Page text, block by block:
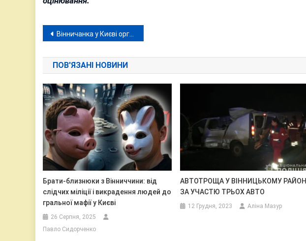
Навігація
записів
Вінничанка у Києві організувала схему вербування українок для закордонних борделів
ПОВ'ЯЗАНІ НОВИНИ
Брати-близнюки з Вінниччини: від
слідчих міліції і викрадення людей до
гральної мафії у Києві
26 Серпня, 2025
Павло Сидорченко
АВТОТРОЩА У ВІННИЦЬКОМУ РАЙОНІ
ЗА УЧАСТЮ ТРЬОХ АВТО
12 Грудня, 2023 Аліна Мазур